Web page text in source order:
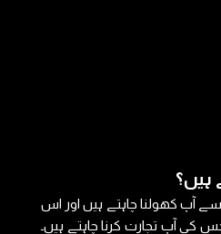
آپ کھولنا چاہتے ہیں اور اس
آپ تجارت کرنا چاہتے ہیں۔